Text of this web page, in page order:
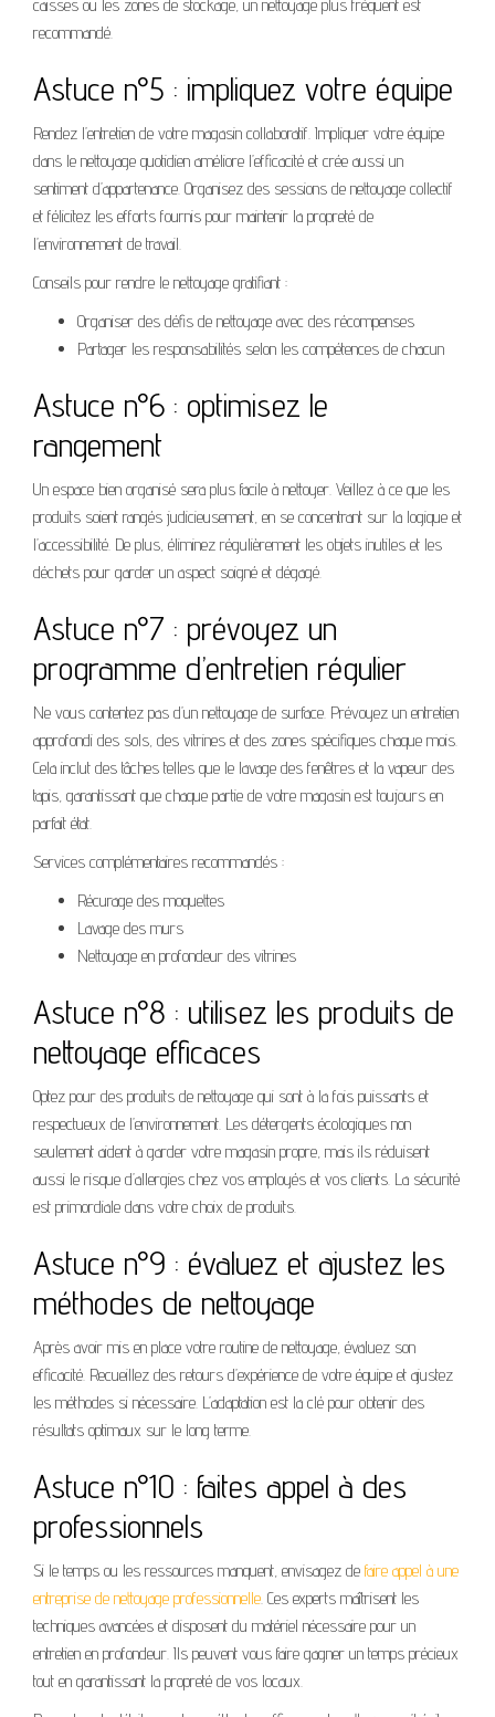
caisses ou les zones de stockage, un nettoyage plus fréquent est
recommandé.
Astuce n°5 : impliquez votre équipe
Rendez l’entretien de votre magasin collaboratif. Impliquer votre équipe
dans le nettoyage quotidien améliore l’efficacité et crée aussi un
sentiment d’appartenance. Organisez des sessions de nettoyage collectif
et félicitez les efforts fournis pour maintenir la propreté de
l’environnement de travail.
Conseils pour rendre le nettoyage gratifiant :
Organiser des défis de nettoyage avec des récompenses
Partager les responsabilités selon les compétences de chacun
Astuce n°6 : optimisez le
rangement
Un espace bien organisé sera plus facile à nettoyer. Veillez à ce que les
produits soient rangés judicieusement, en se concentrant sur la logique et
l’accessibilité. De plus, éliminez régulièrement les objets inutiles et les
déchets pour garder un aspect soigné et dégagé.
Astuce n°7 : prévoyez un
programme d’entretien régulier
Ne vous contentez pas d’un nettoyage de surface. Prévoyez un entretien
approfondi des sols, des vitrines et des zones spécifiques chaque mois.
Cela inclut des tâches telles que le lavage des fenêtres et la vapeur des
tapis, garantissant que chaque partie de votre magasin est toujours en
parfait état.
Services complémentaires recommandés :
Récurage des moquettes
Lavage des murs
Nettoyage en profondeur des vitrines
Astuce n°8 : utilisez les produits de
nettoyage efficaces
Optez pour des produits de nettoyage qui sont à la fois puissants et
respectueux de l’environnement. Les détergents écologiques non
seulement aident à garder votre magasin propre, mais ils réduisent
aussi le risque d’allergies chez vos employés et vos clients. La sécurité
est primordiale dans votre choix de produits.
Astuce n°9 : évaluez et ajustez les
méthodes de nettoyage
Après avoir mis en place votre routine de nettoyage, évaluez son
efficacité. Recueillez des retours d’expérience de votre équipe et ajustez
les méthodes si nécessaire. L’adaptation est la clé pour obtenir des
résultats optimaux sur le long terme.
Astuce n°10 : faites appel à des
professionnels
Si le temps ou les ressources manquent, envisagez de faire appel à une
entreprise de nettoyage professionnelle. Ces experts maîtrisent les
techniques avancées et disposent du matériel nécessaire pour un
entretien en profondeur. Ils peuvent vous faire gagner un temps précieux
tout en garantissant la propreté de vos locaux.